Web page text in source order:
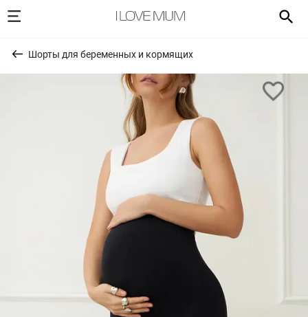
Шорты для беременных и кормящих